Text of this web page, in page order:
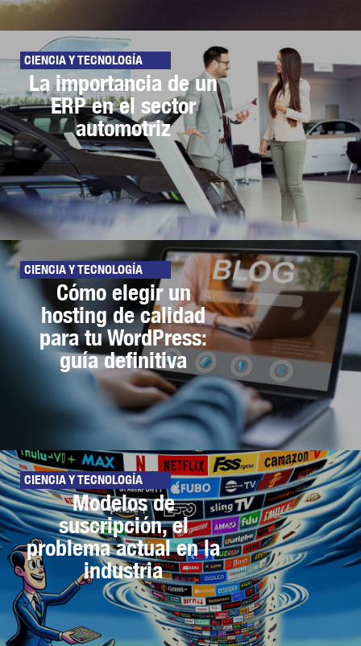
CIENCIA Y TECNOLOGÍA
La importancia de un
ERP en el sector
automotriz
CIENCIA Y TECNOLOGÍA
Cómo elegir un
hosting de calidad
para tu WordPress:
guía definitiva
CIENCIA Y TECNOLOGÍA
Modelos de
suscripción, el
problema actual en la
industria